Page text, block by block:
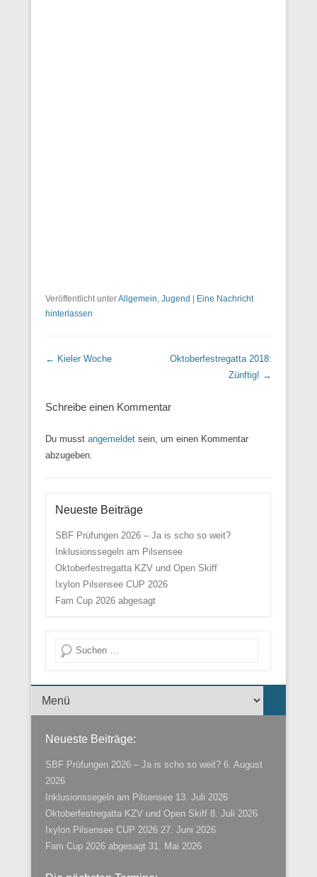
Veröffentlicht unterAllgemein, Jugend
Eine Nachricht
hinterlassen
Beitrags Übersicht
← Kieler Woche
Oktoberfestregatta 2018:
Zünftig! →
Schreibe einen Kommentar
Du musst angemeldet sein, um einen Kommentar
abzugeben.
Neueste Beiträge
SBF Prüfungen 2026 – Ja is scho so weit?
Inklusionssegeln am Pilsensee
Oktoberfestregatta KZV und Open Skiff
Ixylon Pilsensee CUP 2026
Fam Cup 2026 abgesagt
Suche
Menü der Fußzeile
Neueste Beiträge:
SBF Prüfungen 2026 – Ja is scho so weit? 6. August
2026
Inklusionssegeln am Pilsensee 13. Juli 2026
Oktoberfestregatta KZV und Open Skiff 8. Juli 2026
Ixylon Pilsensee CUP 2026 27. Juni 2026
Fam Cup 2026 abgesagt 31. Mai 2026